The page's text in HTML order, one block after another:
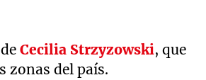
deCecilia Strzyzowski, que
zonas del país.